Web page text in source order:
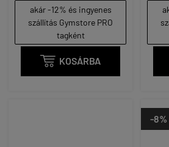
akár -12% és ingyenes
szállítás Gymstore PRO
tagként
 KOSÁRBA
-8%